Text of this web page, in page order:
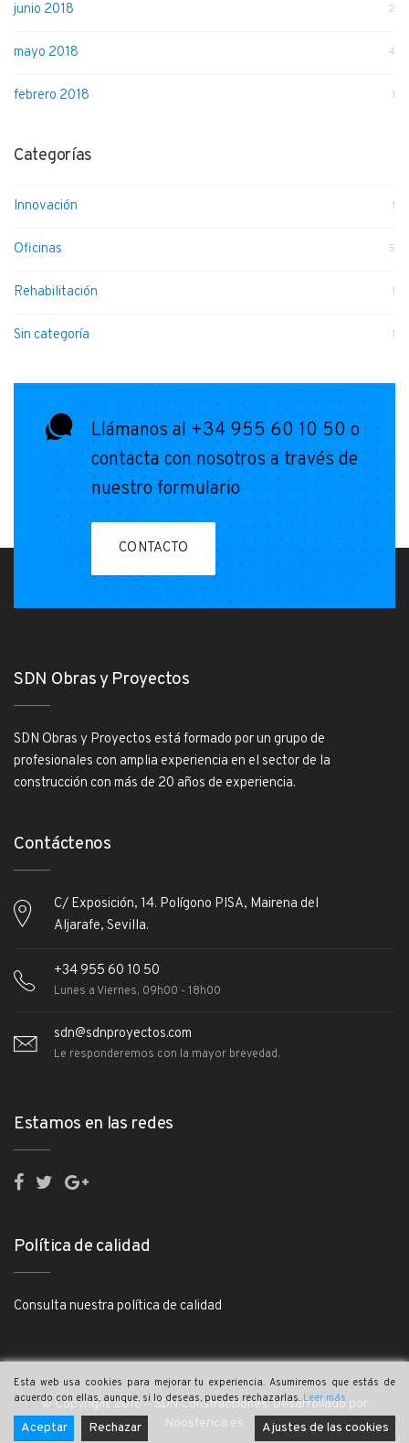
junio 2018 2
mayo 2018 4
febrero 2018 1
Categorías
Innovación 1
Oficinas 5
Rehabilitación 1
Sin categoría 1
Llámanos al +34 955 60 10 50 o
contacta con nosotros a través de
nuestro formulario
CONTACTO
SDN Obras y Proyectos
SDN Obras y Proyectos está formado por un grupo de
profesionales con amplia experiencia en el sector de la
construcción con más de 20 años de experiencia.
Contáctenos
C/ Exposición, 14. Polígono PISA, Mairena del
Aljarafe, Sevilla.
+34 955 60 10 50
Lunes a Viernes, 09h00 - 18h00
sdn@sdnproyectos.com
Le responderemos con la mayor brevedad.
Estamos en las redes
Política de calidad
Consulta nuestra política de calidad
© Copyright 2018 — SDN Construcciones. Desarrollado por
Noosferica.es
Esta web usa cookies para mejorar tu experiencia. Asumiremos que estás de
acuerdo con ellas, aunque, si lo deseas, puedes rechazarlas. Leer más
Aceptar Rechazar Ajustes de las cookies